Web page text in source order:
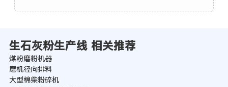
生石灰粉生产线 相关推荐
煤粉磨粉机器
磨机径向排料
大型棉柴粉碎机